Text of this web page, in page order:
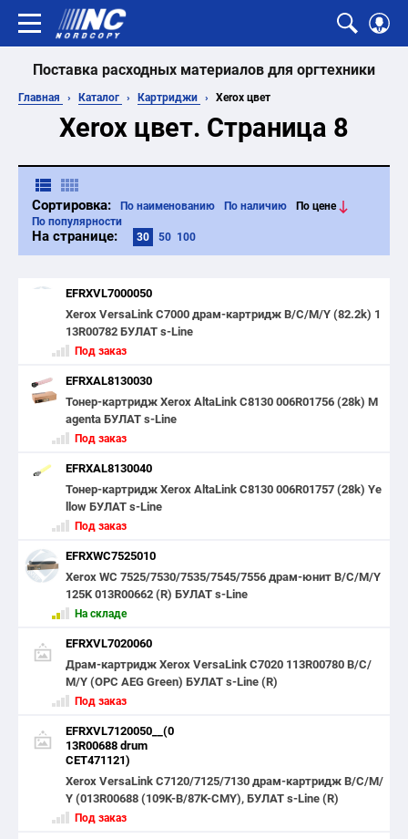
Поставка расходных материалов для оргтехники
Главная Каталог Картриджи Xerox цвет
Xerox цвет. Страница 8
Сортировка: По наименованию По наличию
По цене
По популярности
На странице: 30 50 100
EFRXVL7000050
Xerox VersaLink C7000 драм-картридж B/C/M/Y (82.2k) 1
13R00782 БУЛАТ s-Line
Под заказ
EFRXAL8130030
Тонер-картридж Xerox AltaLink C8130 006R01756 (28k) M
agenta БУЛАТ s-Line
Под заказ
EFRXAL8130040
Тонер-картридж Xerox AltaLink C8130 006R01757 (28k) Ye
llow БУЛАТ s-Line
Под заказ
EFRXWC7525010
Xerox WC 7525/7530/7535/7545/7556 драм-юнит B/C/M/Y
125K 013R00662 (R) БУЛАТ s-Line
На складе
EFRXVL7020060
Драм-картридж Xerox VersaLink C7020 113R00780 B/C/
M/Y (OPC AEG Green) БУЛАТ s-Line (R)
Под заказ
EFRXVL7120050__(0
13R00688 drum
CET471121)
Xerox VersaLink C7120/7125/7130 драм-картридж B/C/M/
Y (013R00688 (109K-B/87K-CMY), БУЛАТ s-Line (R)
Под заказ